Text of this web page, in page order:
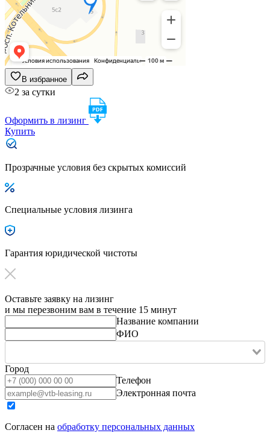
В избранное
2 за сутки
Оформить в лизинг
Купить
Прозрачные условия без скрытых комиссий
Специальные условия лизинга
Гарантия юридической чистоты
Оставьте заявку на лизинг
и мы перезвоним вам в течение 15 минут
Название компании
ФИО
Город
Телефон
Электронная почта
Согласен на обработку персональных данных